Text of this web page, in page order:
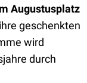
Augustusplatz
geschenkten
wird
durch